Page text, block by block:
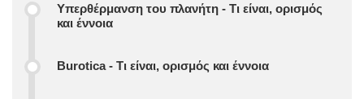
Υπερθέρμανση του πλανήτη - Τι είναι, ορισμός
και έννοια
Burotica - Τι είναι, ορισμός και έννοια